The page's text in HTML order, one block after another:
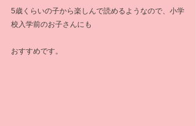
5歳くらいの子から楽しんで読めるようなので、小学
校入学前のお子さんにも
おすすめです。